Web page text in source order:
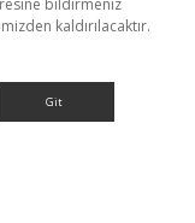
bildirmeniz
kaldırılacaktır.